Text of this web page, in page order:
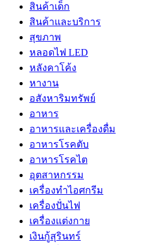
สินค้าเด็ก
สินค้าและบริการ
สุขภาพ
หลอดไฟ LED
หลังคาโค้ง
หางาน
อสังหาริมทรัพย์
อาหาร
อาหารและเครื่องดื่ม
อาหารโรคตับ
อาหารโรคไต
อุตสาหกรรม
เครื่องทำไอศกรีม
เครื่องปั่นไฟ
เครื่องแต่งกาย
เงินกู้สุรินทร์